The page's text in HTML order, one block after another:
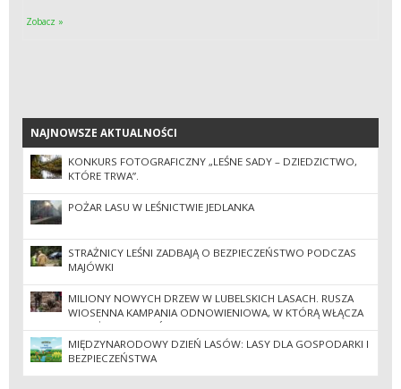
Zobacz »
NAJNOWSZE AKTUALNOŚCI
NAJNOWSZE AKTUALNOŚCI
KONKURS FOTOGRAFICZNY „LEŚNE SADY – DZIEDZICTWO,
KTÓRE TRWA”.
POŻAR LASU W LEŚNICTWIE JEDLANKA
STRAŻNICY LEŚNI ZADBAJĄ O BEZPIECZEŃSTWO PODCZAS
MAJÓWKI
MILIONY NOWYCH DRZEW W LUBELSKICH LASACH. RUSZA
WIOSENNA KAMPANIA ODNOWIENIOWA, W KTÓRĄ WŁĄCZA
SIĘ TEŻ SPOŁECZEŃSTWO.
MIĘDZYNARODOWY DZIEŃ LASÓW: LASY DLA GOSPODARKI I
BEZPIECZEŃSTWA